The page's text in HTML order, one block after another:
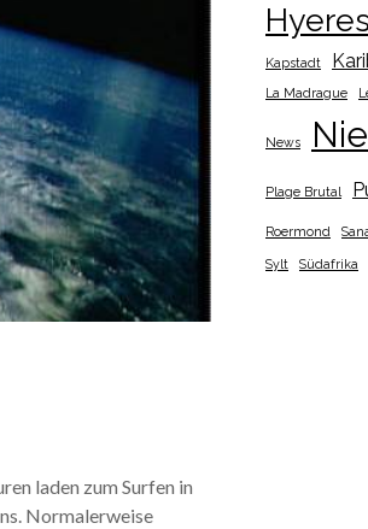
laden zum Surfen in
Normalerweise
Hyeres
Kapstadt
La Madrague
News
Plage Brutal
Roermond
Sylt Südafrika